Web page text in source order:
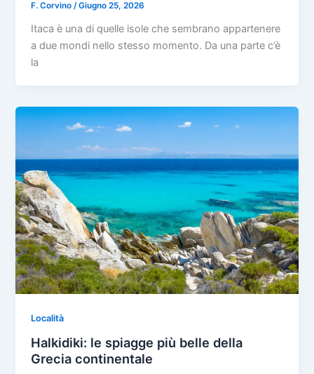
F. Corvino /Giugno 25, 2026
Itaca è una di quelle isole che sembrano appartenere
a due mondi nello stesso momento. Da una parte c’è
la
Località
Halkidiki: le spiagge più belle della
Grecia continentale